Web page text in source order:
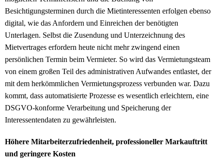
Besichtigungsterminen durch die Mietinteressenten erfolgen ebenso
digital, wie das Anfordern und Einreichen der benötigten
Unterlagen. Selbst die Zusendung und Unterzeichnung des
Mietvertrages erfordern heute nicht mehr zwingend einen
persönlichen Termin beim Vermieter. So wird das Vermietungsteam
von einem großen Teil des administrativen Aufwandes entlastet, der
mit dem herkömmlichen Vermietungsprozess verbunden war. Dazu
kommt, dass automatisierte Prozesse es wesentlich erleichtern, eine
DSGVO-konforme Verarbeitung und Speicherung der
Interessentendaten zu gewährleisten.
Höhere Mitarbeiterzufriedenheit, professioneller Markauftritt
und geringere Kosten